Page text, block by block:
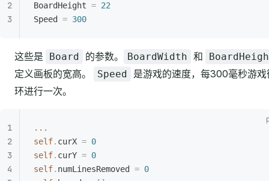
BoardHeight = 22
Speed = 300
这些是 Board 的参数。 BoardWidth 和
定义画板的宽高。 Speed
是游戏的速度，每300毫秒游戏
环进行一次。
...
self. curX = 0
self. curY = 0
self. numLinesRemoved = 0